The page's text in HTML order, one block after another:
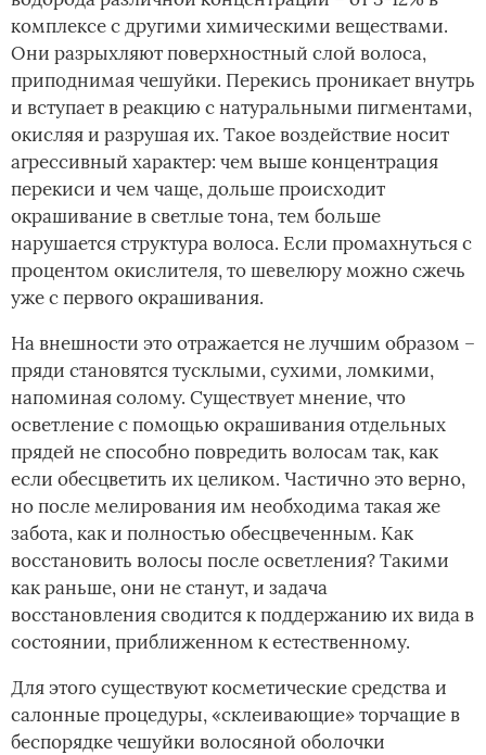
комплексе с другими химическими веществами.
Они разрыхляют поверхностный слой волоса,
приподнимая чешуйки. Перекись проникает внутрь
и вступает в реакцию с натуральными пигментами,
окисляя и разрушая их. Такое воздействие носит
агрессивный характер: чем выше концентрация
перекиси и чем чаще, дольше происходит
окрашивание в светлые тона, тем больше
нарушается структура волоса. Если промахнуться с
процентом окислителя, то шевелюру можно сжечь
уже с первого окрашивания.
На внешности это отражается не лучшим образом –
пряди становятся тусклыми, сухими, ломкими,
напоминая солому. Существует мнение, что
осветление с помощью окрашивания отдельных
прядей не способно повредить волосам так, как
если обесцветить их целиком. Частично это верно,
но после мелирования им необходима такая же
забота, как и полностью обесцвеченным. Как
восстановить волосы после осветления? Такими
как раньше, они не станут, и задача
восстановления сводится к поддержанию их вида в
состоянии, приближенном к естественному.
Для этого существуют косметические средства и
салонные процедуры, «склеивающие» торчащие в
беспорядке чешуйки волосяной оболочки